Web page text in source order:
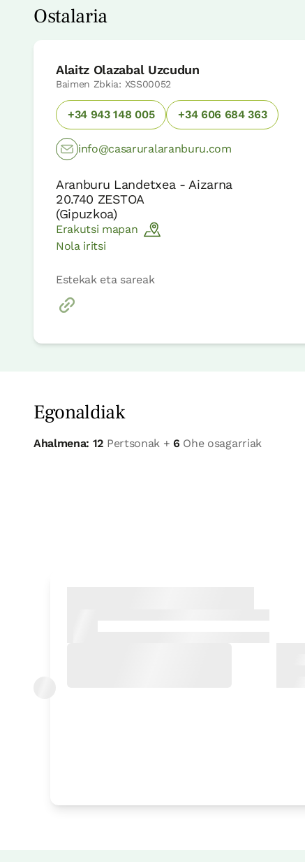
Ostalaria
Alaitz Olazabal Uzcudun
Baimen Zbkia: XSS00052
+34 943 148 005 +34 606 684 363
info@casaruralaranburu.com
Aranburu Landetxea - Aizarna
20.740 ZESTOA
(Gipuzkoa)
Erakutsi mapan
Nola iritsi
Estekak eta sareak
Egonaldiak
Ahalmena: 12 Pertsonak +6 Ohe osagarriak